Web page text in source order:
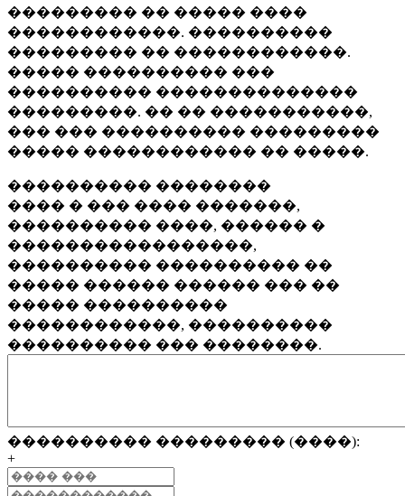
��������� �� ����� ����
������������. ����������
��������� �� ������������.
����� ���������� ���
���������� ��������������
���������. �� �� �����������,
��� ��� ���������� ���������
����� ������������ �� �����.
���������� ��������
���� � ��� ���� �������,
���������� ����, ������ �
�����������������,
���������� ���������� ��
����� ������ ������ ��� ��
����� ����������
������������, ����������
���������� ��� ��������.
���������� ��������� (����):
+